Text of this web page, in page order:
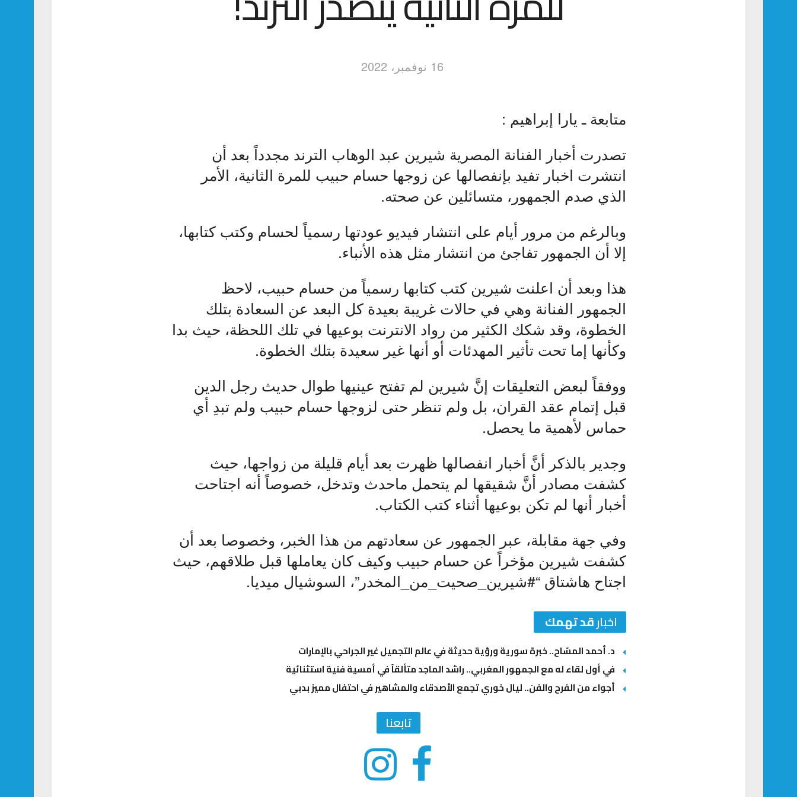
16 نوفمبر، 2022
متابعة ـ يارا إبراهيم :
تصدرت أخبار الفنانة المصرية شيرين عبد الوهاب الترند مجدداً بعد أن
انتشرت اخبار تفيد بإنفصالها عن زوجها حسام حبيب للمرة الثانية، الأمر
الذي صدم الجمهور، متسائلين عن صحته.
وبالرغم من مرور أيام على انتشار فيديو عودتها رسمياً لحسام وكتب كتابها،
إلا أن الجمهور تفاجئ من انتشار مثل هذه الأنباء.
هذا وبعد أن اعلنت شيرين كتب كتابها رسمياً من حسام حبيب، لاحظ
الجمهور الفنانة وهي في حالات غريبة بعيدة كل البعد عن السعادة بتلك
الخطوة، وقد شكك الكثير من رواد الانترنت بوعيها في تلك اللحظة، حيث بدا
وكأنها إما تحت تأثير المهدئات أو أنها غير سعيدة بتلك الخطوة.
ووفقاً لبعض التعليقات إنَّ شيرين لم تفتح عينيها طوال حديث رجل الدين
قبل إتمام عقد القران، بل ولم تنظر حتى لزوجها حسام حبيب ولم تبدِ أي
حماس لأهمية ما يحصل.
وجدير بالذكر أنَّ أخبار انفصالها ظهرت بعد أيام قليلة من زواجها، حيث
كشفت مصادر أنَّ شقيقها لم يتحمل ماحدث وتدخل، خصوصاً أنه اجتاحت
أخبار أنها لم تكن بوعيها أثناء كتب الكتاب.
وفي جهة مقابلة، عبر الجمهور عن سعادتهم من هذا الخبر، وخصوصا بعد أن
كشفت شيرين مؤخراً عن حسام حبيب وكيف كان يعاملها قبل طلاقهم، حيث
اجتاح هاشتاق “#شيرين_صحيت_من_المخدر”، السوشيال ميديا.
اخبارقد تهمك
د. أحمد المسّاح.. خبرة سورية ورؤية حديثة في عالم التجميل غير الجراحي بالإمارات
في أول لقاء له مع الجمهور المغربي.. راشد الماجد متألقاً في أمسية فنية استثنائية
أجواء من الفرح والفن.. ليال خوري تجمع الأصدقاء والمشاهير في احتفال مميز بدبي
تابعنا